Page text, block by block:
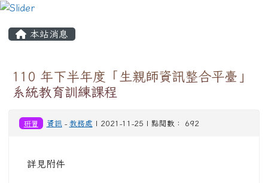
本站消息
110 年下半年度「生親師資訊整合平臺」
系統教育訓練課程
研習 資訊- 教務處 | 2021-11-25 | 點閱數： 692
詳見附件